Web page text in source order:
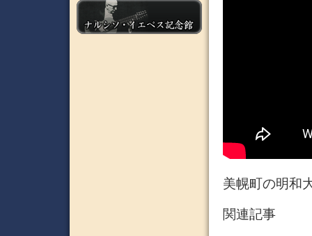
美幌町の明和
関連記事